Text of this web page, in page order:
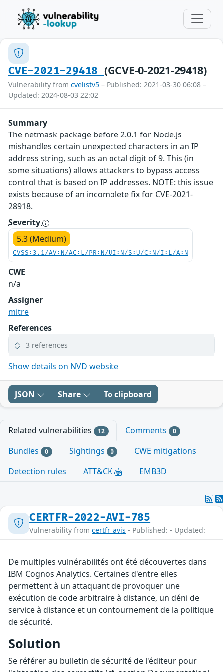
CVE-2021-29418 (GCVE-0-2021-29418)
Vulnerability from cvelistv5 – Published: 2021-03-30 06:08 –
Updated: 2024-08-03 22:02
Summary
The netmask package before 2.0.1 for Node.js
mishandles certain unexpected characters in an IP
address string, such as an octal digit of 9. This (in
some situations) allows attackers to bypass access
control that is based on IP addresses. NOTE: this issue
exists because of an incomplete fix for CVE-2021-
28918.
Severity
5.3 (Medium)
CVSS:3.1/AV:N/AC:L/PR:N/UI:N/S:U/C:N/I:L/A:N
CWE
n/a
Assigner
mitre
References
3 references
Show details on NVD website
JSON Share To clipboard
Related vulnerabilities 12 Comments 0
Bundles 0 Sightings 0
CWE mitigations
Detection rules
ATT&CK EMB3D
CERTFR-2022-AVI-785
Vulnerability from certfr_avis - Published: - Updated:
De multiples vulnérabilités ont été découvertes dans
IBM Cognos Analytics. Certaines d'entre elles
permettent à un attaquant de provoquer une
exécution de code arbitraire à distance, un déni de
service à distance et un contournement de la politique
de sécurité.
Solution
Se référer au bulletin de sécurité de l'éditeur pour